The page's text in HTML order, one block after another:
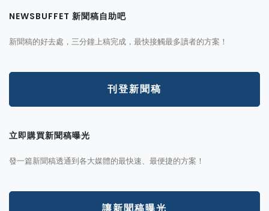
NEWSBUFFET 新聞稿自助吧
新聞稿的好去處，三分鐘上稿完成，最快接觸最多讀者的方案！
刊登新聞稿
立即購買新聞稿曝光
發一篇新聞稿透通到各大媒體的最快速、最便捷的方案！